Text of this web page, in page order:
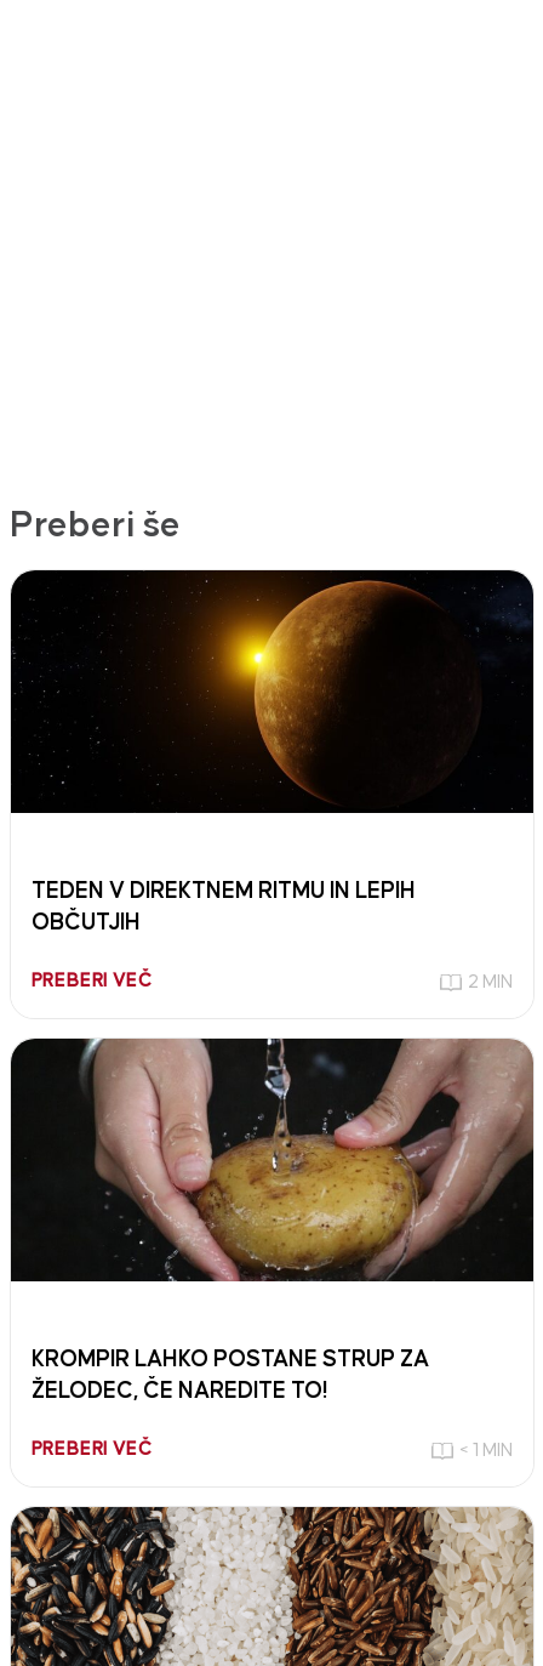
Preberi še
TEDEN V DIREKTNEM RITMU IN LEPIH
OBČUTJIH
PREBERI VEČ 2 MIN
KROMPIR LAHKO POSTANE STRUP ZA
ŽELODEC, ČE NAREDITE TO!
PREBERI VEČ < 1 MIN